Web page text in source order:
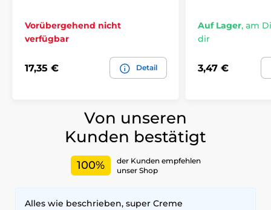
Vorübergehend nicht
verfügbar
17,35 € Detail
Auf Lager, am
dir
3,47 €
Von unseren
Kunden bestätigt
100%
der Kunden empfehlen
unser Shop
Alles wie beschrieben, super Creme